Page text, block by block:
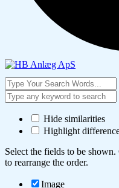
Hide similarities
Highlight
Select the fields to be
to rearrange the order.
Image